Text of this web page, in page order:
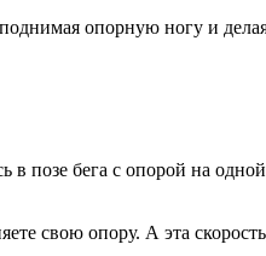
опорную ногу и
позе бега с опорой на
свою опору. А эта